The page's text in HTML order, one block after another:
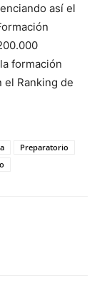
así el
formación
Ranking de
Preparatorio